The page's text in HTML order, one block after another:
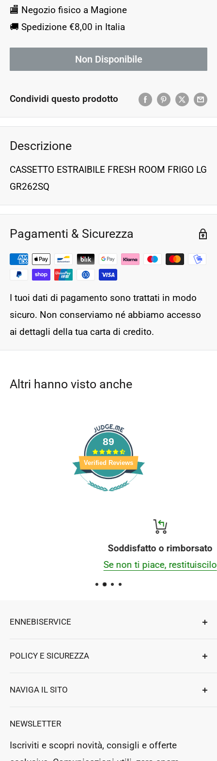
🏬 Negozio fisico a Magione
🚚 Spedizione €8,00 in Italia
Non Disponibile
Condividi questo prodotto
Descrizione
CASSETTO ESTRAIBILE FRESH ROOM FRIGO LG
GR262SQ
Pagamenti & Sicurezza
I tuoi dati di pagamento sono trattati in modo
sicuro. Non conserviamo né abbiamo accesso
ai dettagli della tua carta di credito.
Altri hanno visto anche
89
Verified Reviews
Soddisfatto o rimborsato
Se non ti piace, restituiscilo
ENNEBISERVICE
per elettrodomestici e professionali.
Strada Ludovico Ariosto 63
P.Iva: IT03364130546
Rea: PG283954
POLICY E SICUREZZA
Termini e Condizioni
NAVIGA IL SITO
Prenota un appuntamento
Negozio Fisico
NEWSLETTER
Iscriviti e scopri novità, consigli e offerte